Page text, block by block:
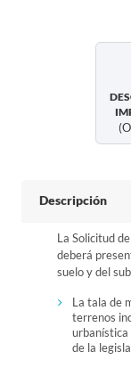
Descripción
La Solicitud
deberá
suelo y del
La tala de
terrenos
urbanística
de la